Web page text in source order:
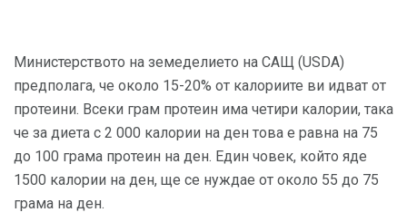
Министерството на земеделието на САЩ (USDA)
предполага, че около 15-20% от калориите ви идват от
протеини. Всеки грам протеин има четири калории, така
че за диета с 2 000 калории на ден това е равна на 75
до 100 грама протеин на ден. Един човек, който яде
1500 калории на ден, ще се нуждае от около 55 до 75
грама на ден.